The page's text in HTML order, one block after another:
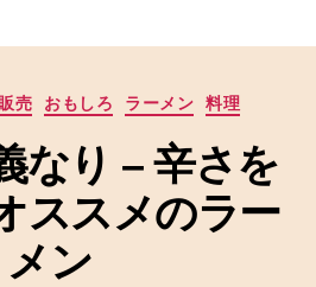
カ
ゴ
リ
ー
売 おもしろ ラーメン 料理
なり – 辛さを
ススメのラー
メン